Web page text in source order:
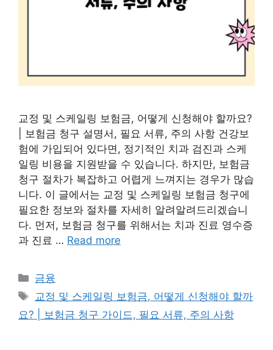
교정 및 스케일링 보험금, 어떻게 신청해야 할까요?
| 보험금 청구 설명서, 필요 서류, 주의 사항 건강보
험에 가입되어 있다면, 정기적인 치과 검진과 스케
일링 비용을 지원받을 수 있습니다. 하지만, 보험금
청구 절차가 복잡하고 어렵게 느껴지는 경우가 많습
니다. 이 글에서는 교정 및 스케일링 보험금 청구에
필요한 정보와 절차를 자세히 알려알려드리겠습니
다. 먼저, 보험금 청구를 위해서는 치과 진료 영수증
과 진료 … Read more
Categories
금융
Tags
교정 및 스케일링 보험금, 어떻게 신청해야 할까
요? | 보험금 청구 가이드, 필요 서류, 주의 사항